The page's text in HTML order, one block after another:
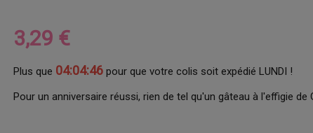
3,29 €
Plus que 04:04:46 pour que votre colis soit expédié LUNDI !
Pour un anniversaire réussi, rien de tel qu'un gâteau à l'effigie de